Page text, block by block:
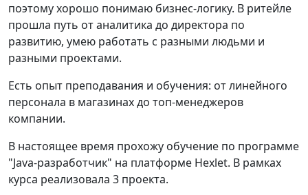
поэтому хорошо понимаю бизнес-логику. В ритейле
прошла путь от аналитика до директора по
развитию, умею работать с разными людьми и
разными проектами.
Есть опыт преподавания и обучения: от линейного
персонала в магазинах до топ-менеджеров
компании.
В настоящее время прохожу обучение по программе
"Java-разработчик" на платформе Hexlet. В рамках
курса реализовала 3 проекта.